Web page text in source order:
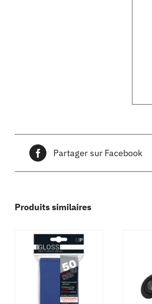
Partager sur Facebook
Produits similaires